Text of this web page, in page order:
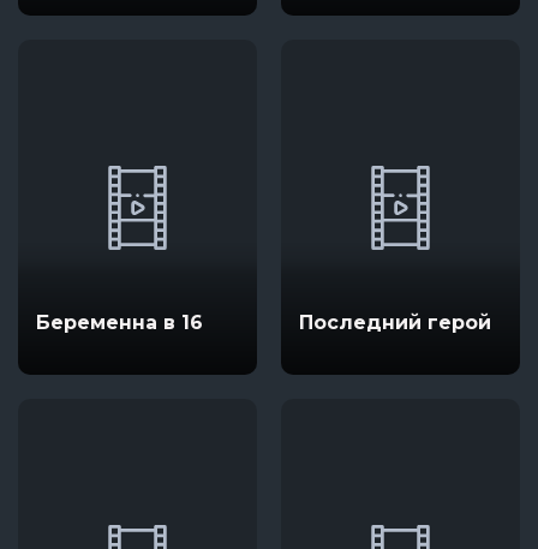
Беременна в 16 Последний герой